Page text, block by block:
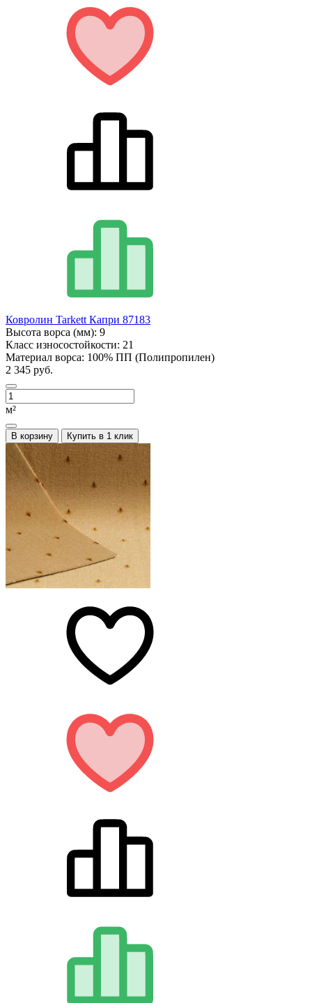
Ковролин Tarkett Капри 87183
Высота ворса (мм): 9
Класс износостойкости: 21
Материал ворса: 100% ПП (Полипропилен)
2 345 руб.
м²
В корзину Купить в 1 клик